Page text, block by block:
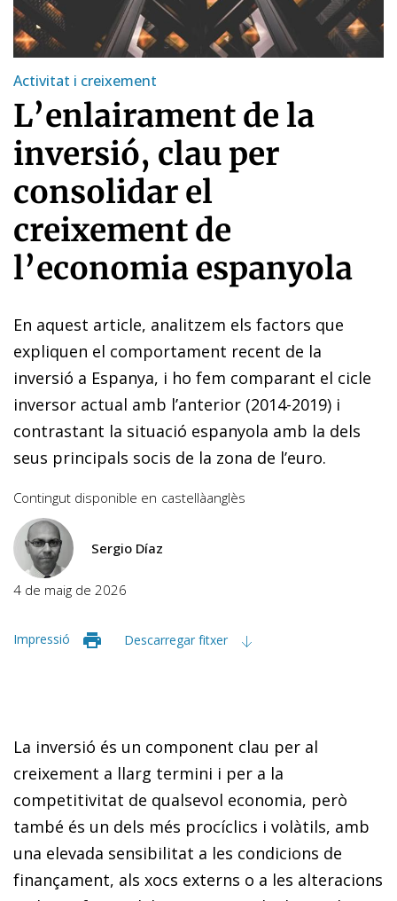
Activitat i creixement
L’enlairament de la
inversió, clau per
consolidar el
creixement de
l’economia espanyola
En aquest article, analitzem els factors que
expliquen el comportament recent de la
inversió a Espanya, i ho fem comparant el cicle
inversor actual amb l’anterior (2014-2019) i
contrastant la situació espanyola amb la dels
seus principals socis de la zona de l’euro.
Contingut disponible en castellàanglès
Sergio Díaz
4 de maig de 2026
Impressió Descarregar fitxer
La inversió és un component clau per al
creixement a llarg termini i per a la
competitivitat de qualsevol economia, però
també és un dels més procíclics i volàtils, amb
una elevada sensibilitat a les condicions de
finançament, als xocs externs o a les alteracions